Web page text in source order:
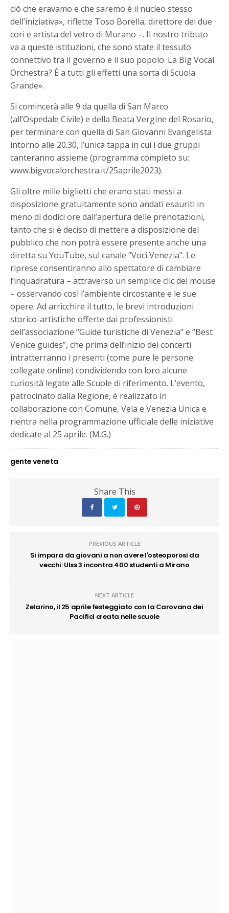
ciò che eravamo e che saremo è il nucleo stesso
dell’iniziativa», riflette Toso Borella, direttore dei due
cori e artista del vetro di Murano –. Il nostro tributo
va a queste istituzioni, che sono state il tessuto
connettivo tra il governo e il suo popolo. La Big Vocal
Orchestra? È a tutti gli effetti una sorta di Scuola
Grande».
Si comincerà alle 9 da quella di San Marco
(all’Ospedale Civile) e della Beata Vergine del Rosario,
per terminare con quella di San Giovanni Evangelista
intorno alle 20.30, l’unica tappa in cui i due gruppi
canteranno assieme (programma completo su:
www.bigvocalorchestra.it/25aprile2023).
Gli oltre mille biglietti che erano stati messi a
disposizione gratuitamente sono andati esauriti in
meno di dodici ore dall’apertura delle prenotazioni,
tanto che si è deciso di mettere a disposizione del
pubblico che non potrà essere presente anche una
diretta su YouTube, sul canale “Voci Venezia”. Le
riprese consentiranno allo spettatore di cambiare
l’inquadratura – attraverso un semplice clic del mouse
– osservando così l’ambiente circostante e le sue
opere. Ad arricchire il tutto, le brevi introduzioni
storico-artistiche offerte dai professionisti
dell’associazione “Guide turistiche di Venezia” e “Best
Venice guides”, che prima dell’inizio dei concerti
intratterranno i presenti (come pure le persone
collegate online) condividendo con loro alcune
curiosità legate alle Scuole di riferimento. L’evento,
patrocinato dalla Regione, è realizzato in
collaborazione con Comune, Vela e Venezia Unica e
rientra nella programmazione ufficiale delle iniziative
dedicate al 25 aprile. (M.G.)
gente veneta
Share This
PREVIOUS ARTICLE
Si impara da giovani a non avere l'osteoporosi da
vecchi: Ulss 3 incontra 400 studenti a Mirano
NEXT ARTICLE
Zelarino, il 25 aprile festeggiato con la Carovana dei
Pacifici creata nelle scuole